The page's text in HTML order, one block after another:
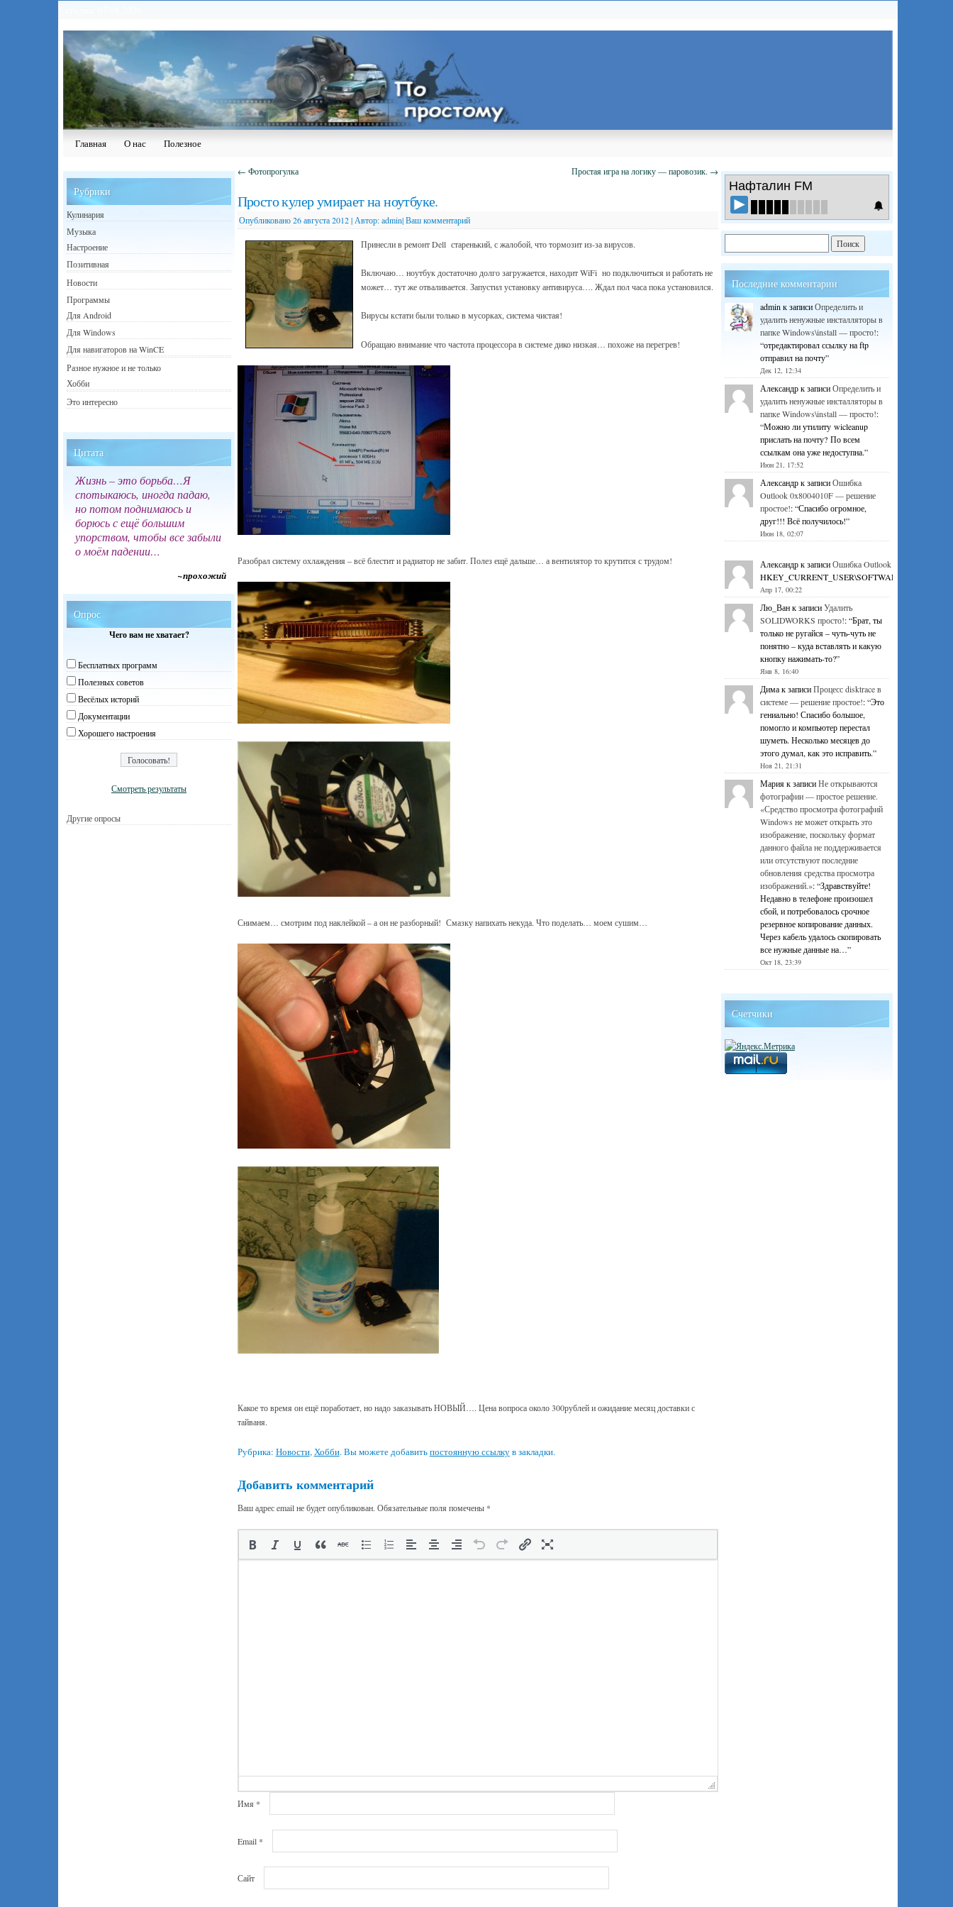
Главная О нас Полезное
← Фотопрогулка Простая игра на логику — паровозик. →
Просто кулер умирает на ноутбуке.
Опубликовано 26 августа 2012|Автор: admin| Ваш комментарий
Принесли в ремонт Dell старенький, с жалобой, что тормозит из-за вирусов.
Включаю… ноутбук достаточно долго загружается, находит WiFi но подключиться и работать не
может… тут же отваливается. Запустил установку антивируса…. Ждал пол часа пока установился.
Вирусы кстати были только в мусорках, система чистая!
Обращаю внимание что частота процессора в системе дико низкая… похоже на перегрев!
Разобрал систему охлаждения – всё блестит и радиатор не забит. Полез ещё дальше… а вентилятор то крутится с трудом!
Снимаем… смотрим под наклейкой – а он не разборный! Смазку напихать некуда. Что поделать… моем сушим…
Какое то время он ещё поработает, но надо заказывать НОВЫЙ…. Цена вопроса около 300рублей и ожидание месяц доставки с
тайваня.
Рубрика: Новости,Хобби. Вы можете добавитьпостоянную ссылкув закладки.
Добавить комментарий
Ваш адрес email не будет опубликован. Обязательные поля помечены *
Имя *
Email *
Сайт
Рубрики
Кулинария
Музыка
Настроение
Позитивная
Новости
Программы
Для Android
Для Windows
Для навигаторов на WinCE
Разное нужное и не только
Хобби
Это интересно
Цитата
Жизнь – это борьба…Я
спотыкаюсь, иногда падаю,
но потом поднимаюсь и
борюсь с ещё большим
упорством, чтобы все забыли
о моём падении…
~прохожий
Опрос
Чего вам не хватает?
Бесплатных программ
Полезных советов
Весёлых историй
Документации
Хорошего настроения
Смотреть результаты
Другие опросы
Нафталин FM
Последние комментарии
admin к записиОпределить и
удалить ненужные инсталляторы в
папке Windows\install — просто!:
“отредактировал ссылку на ftp
отправил на почту”
Дек 12, 12:34
Александрк записиОпределить и
удалить ненужные инсталляторы в
папке Windows\install — просто!:
“Можно ли утилиту wicleanup
прислать на почту? По всем
ссылкам она уже недоступна.”
Июн 21, 17:52
Александрк записиОшибка
Outlook 0x8004010F — решение
простое!: “Спасибо огромное,
друг!!! Всё получилось!”
Июн 18, 02:07
Александрк записиОшибка Outlook 0x8004010F —
Апр 17, 00:22
Лю_Ванк записиУдалить
SOLIDWORKS просто!: “Брат, ты
только не ругайся – чуть-чуть не
понятно – куда вставлять и какую
кнопку нажимать-то?”
Янв 8, 16:40
Димак записиПроцесс disktrace в
системе — решение простое!: “Это
гениально! Спасибо большое,
помогло и компьютер перестал
шуметь. Несколько месяцев до
этого думал, как это исправить.”
Ноя 21, 21:31
Марияк записиНе открываются
фотографии — простое решение.
«Средство просмотра фотографий
Windows не может открыть это
изображение, поскольку формат
данного файла не поддерживается
или отсутствуют последние
обновления средства просмотра
изображений.»: “Здравствуйте!
Недавно в телефоне произошел
сбой, и потребовалось срочное
резервное копирование данных.
Через кабель удалось скопировать
все нужные данные на…”
Окт 18, 23:39
Счетчики